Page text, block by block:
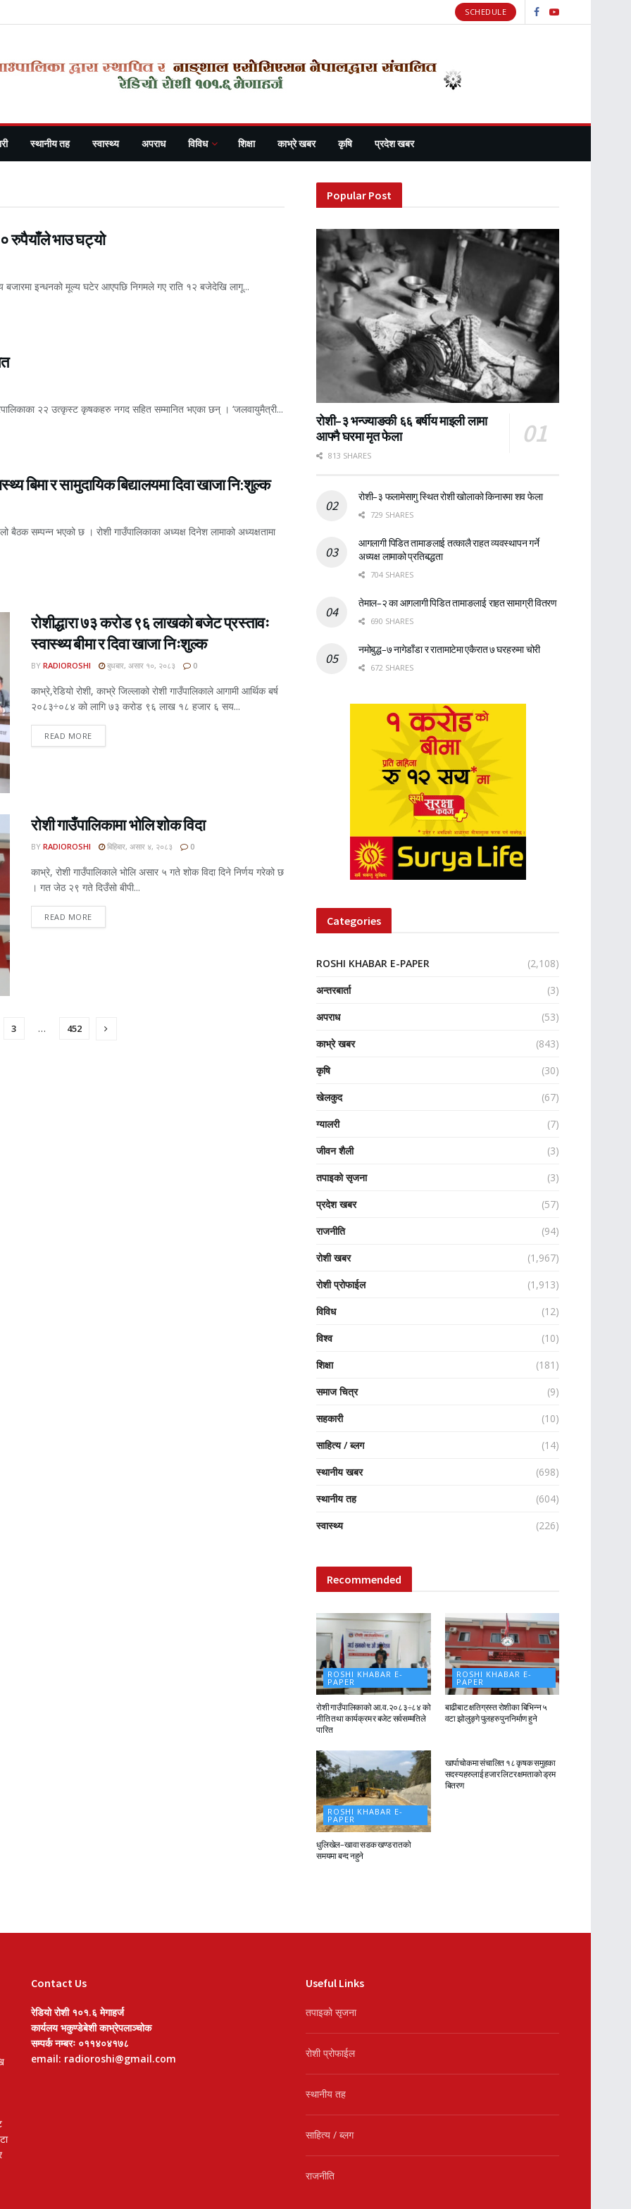
SCHEDULE
स्थानीय तह स्वास्थ्य अपराध विविध शिक्षा काभ्रे खबर कृषि प्रदेश खबर
रुपैयाँले भाउ घट्यो
बजारमा इन्धनको मूल्य घटेर आएपछि निगमले गए राति १२ बजेदेखि लागू...
२२ उत्कृस्ट कृषकहरु नगद सहित सम्मानित भएका छन् । ‘जलवायुमैत्री...
बिमा र सामुदायिक बिद्यालयमा दिवा खाजा नि:शुल्क
सम्पन्न भएको छ । रोशी गाउँपालिकाका अध्यक्ष दिनेश लामाको अध्यक्षतामा
रोशीद्धारा ७३ करोड ९६ लाखको बजेट प्रस्तावः
स्वास्थ्य बीमा र दिवा खाजा निःशुल्क
BY RADIOROSHI बुधबार, असार १०, २०८३ 0
काभ्रे,रेडियो रोशी, काभ्रे जिल्लाको रोशी गाउँपालिकाले आगामी आर्थिक बर्ष
२०८३÷०८४ को लागि ७३ करोड ९६ लाख १८ हजार ६ सय...
READ MORE
रोशी गाउँपालिकामा भोलि शोक विदा
BY RADIOROSHI बिहिबार, असार ४, २०८३ 0
काभ्रे, रोशी गाउँपालिकाले भोलि असार ५ गते शोक विदा दिने निर्णय गरेको छ
। गत जेठ २९ गते दिउँसो बीपी...
READ MORE
3 … 452
Popular Post
रोशी–३ भन्ज्याङकी ६६ बर्षीय माइली लामा
आफ्नै घरमा मृत फेला
813 SHARES
रोशी–३ फलामेसागु स्थित रोशी खोलाको किनारमा शव फेला
729 SHARES
आगलागी पिडित तामाङलाई तत्कालै राहत व्यवस्थापन गर्ने
अध्यक्ष लामाको प्रतिबद्धता
704 SHARES
तेमाल–२ का आगलागी पिडित तामाङलाई राहत सामाग्री वितरण
690 SHARES
नमोबुद्ध–७ नागेडाँडा र रातामाटेमा एकैरात ७ घरहरुमा चोरी
672 SHARES
Categories
ROSHI KHABAR E-PAPER
(2,108)
अन्तरबार्ता
(3)
अपराध
(53)
काभ्रे खबर
(843)
कृषि
(30)
खेलकुद
(67)
ग्यालरी
(7)
जीवन शैली
(3)
तपाइको सृजना
(3)
प्रदेश खबर
(57)
राजनीति
(94)
रोशी खबर
(1,967)
रोशी प्रोफाईल
(1,913)
विविध
(12)
विश्व
(10)
शिक्षा
(181)
समाज चित्र
(9)
सहकारी
(10)
साहित्य / ब्लग
(14)
स्थानीय खबर
(698)
स्थानीय तह
(604)
स्वास्थ्य
(226)
Recommended
ROSHI KHABAR E-
PAPER
रोशी गाउँपालिकाको आ.व.२०८३÷८४ को
नीति तथा कार्यक्रम र बजेट सर्वसम्मतिले
पारित
ROSHI KHABAR E-
PAPER
बाढीबाट क्षतिग्रस्त रोशीका बिभिन्न ५
वटा झोलुङ्गे पुलहरु पुननिर्माण हुने
ROSHI KHABAR E-
PAPER
धुलिखेल–खावा सडक खण्ड रातको
समयमा बन्द नहुने
खार्पाचोकमा संचालित १८ कृषक समुहका
सदस्यहरुलाई हजार लिटर क्षमताको ड्रम
बितरण
Contact Us
रेडियो रोशी १०१.६ मेगाहर्ज
कार्यलय भकुण्डेबेशी काभ्रेपलाञ्चोक
सम्पर्क नम्बरः ०११४०४१७८
email: radioroshi@gmail.com
Useful Links
तपाइको सृजना
रोशी प्रोफाईल
स्थानीय तह
साहित्य / ब्लग
राजनीति